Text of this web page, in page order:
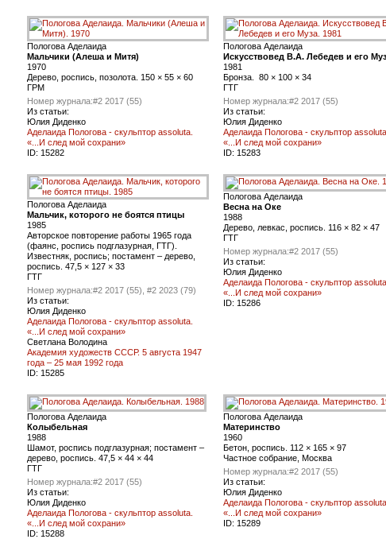
Пологова Аделаида
Мальчики (Алеша и Митя)
1970
Дерево, роспись, позолота. 150 × 55 × 60
ГРМ
Номер журнала:#2 2017 (55)
Из статьи:
Юлия Диденко
Аделаида Пологова - скульптор assoluta.
«...И след мой сохрани»
ID: 15282
Пологова Аделаида
Искусствовед В.А. Лебедев и его
1981
Бронза. 80 × 100 × 34
ГТГ
Номер журнала:#2 2017 (55)
Из статьи:
Юлия Диденко
Аделаида Пологова - скульптор assoluta.
«...И след мой сохрани»
ID: 15283
Пологова Аделаида
Мальчик, которого не боятся птицы
1985
Авторское повторение работы 1965 года
(фаянс, роспись подглазурная, ГТГ).
Известняк, роспись; постамент – дерево,
роспись. 47,5 × 127 × 33
ГТГ
Номер журнала:#2 2017 (55), #2 2023 (79)
Из статьи:
Юлия Диденко
Аделаида Пологова - скульптор assoluta.
«...И след мой сохрани»
Светлана Володина
Академия художеств СССР. 5 августа 1947
года – 25 мая 1992 года
ID: 15285
Пологова Аделаида
Весна на Оке
1988
Дерево, левкас, роспись. 116 × 82 × 47
ГТГ
Номер журнала:#2 2017 (55)
Из статьи:
Юлия Диденко
Аделаида Пологова - скульптор assoluta.
«...И след мой сохрани»
ID: 15286
Пологова Аделаида
Колыбельная
1988
Шамот, роспись подглазурная; постамент –
дерево, роспись. 47,5 × 44 × 44
ГТГ
Номер журнала:#2 2017 (55)
Из статьи:
Юлия Диденко
Аделаида Пологова - скульптор assoluta.
«...И след мой сохрани»
ID: 15288
Пологова Аделаида
Материнство
1960
Бетон, роспись. 112 × 165 × 97
Частное собрание, Москва
Номер журнала:#2 2017 (55)
Из статьи:
Юлия Диденко
Аделаида Пологова - скульптор assoluta.
«...И след мой сохрани»
ID: 15289